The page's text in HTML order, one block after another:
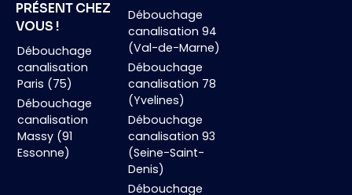
PRÉSENT CHEZ
VOUS !
Débouchage
canalisation
Paris (75)
Débouchage
canalisation
Massy (91
Essonne)
Débouchage
canalisation 94
(Val-de-Marne)
Débouchage
canalisation 78
(Yvelines)
Débouchage
canalisation 93
(Seine-Saint-
Denis)
Débouchage